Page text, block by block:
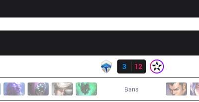
3
12
Bans